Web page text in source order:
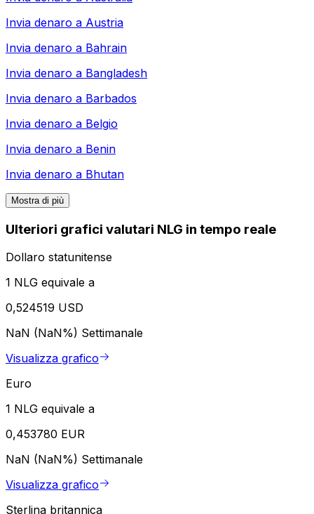
Invia denaro a Austria
Invia denaro a Bahrain
Invia denaro a Bangladesh
Invia denaro a Barbados
Invia denaro a Belgio
Invia denaro a Benin
Invia denaro a Bhutan
Mostra di più
Ulteriori grafici valutari NLG in tempo reale
Dollaro statunitense
1 NLG equivale a
0,524519 USD
NaN (NaN%) Settimanale
Visualizza grafico
Euro
1 NLG equivale a
0,453780 EUR
NaN (NaN%) Settimanale
Visualizza grafico
Sterlina britannica